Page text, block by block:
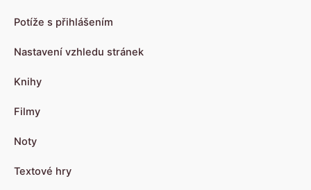
Potíže s přihlášením
Nastavení vzhledu stránek
Knihy
Filmy
Noty
Textové hry